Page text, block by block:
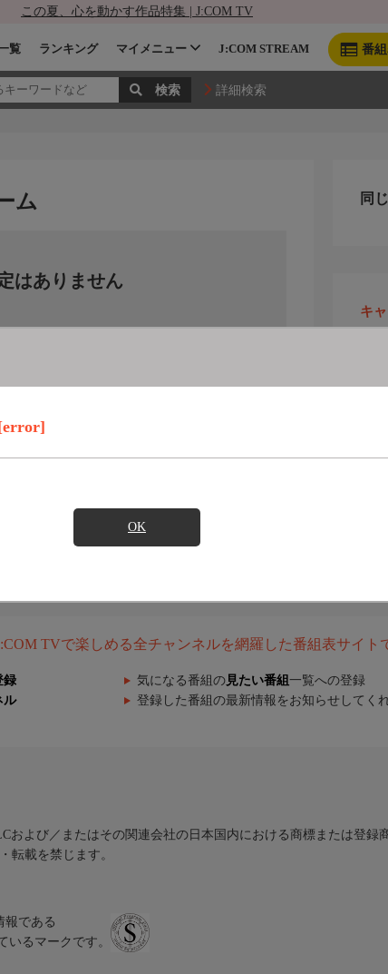
この夏、心を動かす作品特集 | J:COM TV
番
覧 ランキング マイメニュー J:COM STREAM
詳細検索
OK
ム
はありません
同
キ
TVで楽しめる全チャンネルを網羅した番組表サイト
録 気になる番組の 見たい番組 一覧への登録
ル 登録した番組の最新情報をお知らせしてく
よび／またはその関連会社の日本国内における商標または登録
転載を禁じます。
報である
いるマークです。